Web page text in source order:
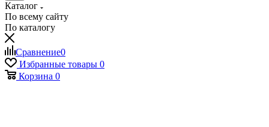
Каталог
По всему сайту
По каталогу
Сравнение0
Избранные товары 0
Корзина 0